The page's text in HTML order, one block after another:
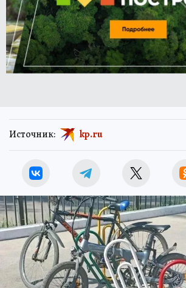
Источник: kp.ru